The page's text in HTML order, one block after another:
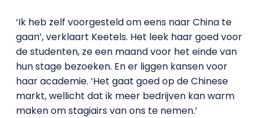
‘Ik heb zelf voorgesteld om eens naar China te
gaan’, verklaart Keetels. Het leek haar goed voor
de studenten, ze een maand voor het einde van
hun stage bezoeken. En er liggen kansen voor
haar academie. ‘Het gaat goed op de Chinese
markt, wellicht dat ik meer bedrijven kan warm
maken om stagiairs van ons te nemen.’